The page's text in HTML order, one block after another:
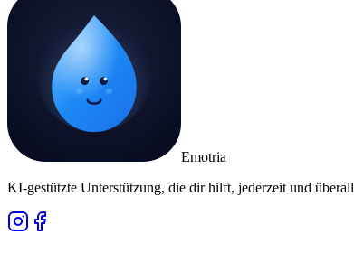
Emotria
KI-gestützte Unterstützung, die dir hilft, jederzeit und